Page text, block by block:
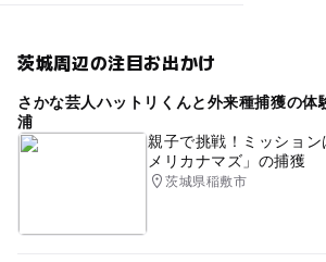
茨城周辺の注目お出かけ
さかな芸人ハットリくんと外来種捕獲の体
浦
親子で挑戦！ミッショ
メリカナマズ」の捕獲
茨城県稲敷市